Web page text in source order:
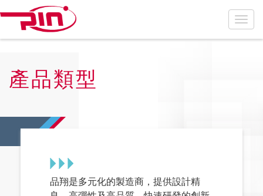
產品類型
品翔是多元化的製造商，提供設計精